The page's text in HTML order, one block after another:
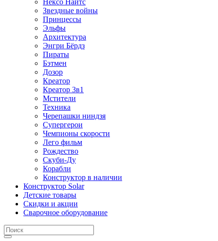
Нексо Найтс
Звездные войны
Принцессы
Эльфы
Архитектура
Энгри Бёрдз
Пираты
Бэтмен
Дозор
Креатор
Креатор 3в1
Мстители
Техника
Черепашки ниндзя
Супергерои
Чемпионы скорости
Лего фильм
Рождество
Скуби-Ду
Корабли
Конструктор в наличии
Конструктор Solar
Детские товары
Скидки и акции
Сварочное оборудование
Искать: